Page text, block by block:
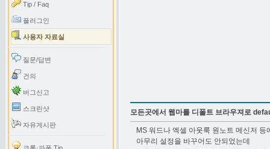
Tip / Faq
플러그인
사용자 자료실
질문/답변
건의
버그신고
스크린샷
자유게시판
모든곳에서 웹마를 디폴트 브라우져로
MS 워드나 엑셀 아웃룩 원노트 메신저
아무리 설정을 바꾸어도 안되었는데